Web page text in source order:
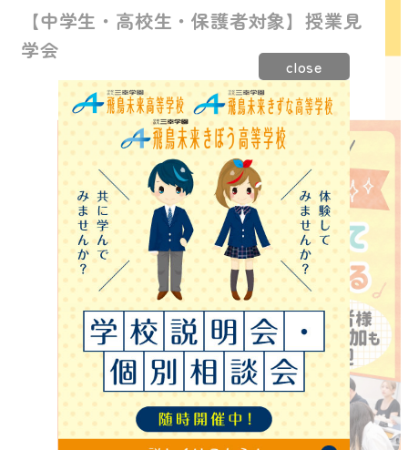
【中学生・高校生・保護者対象】授業見
学会
close